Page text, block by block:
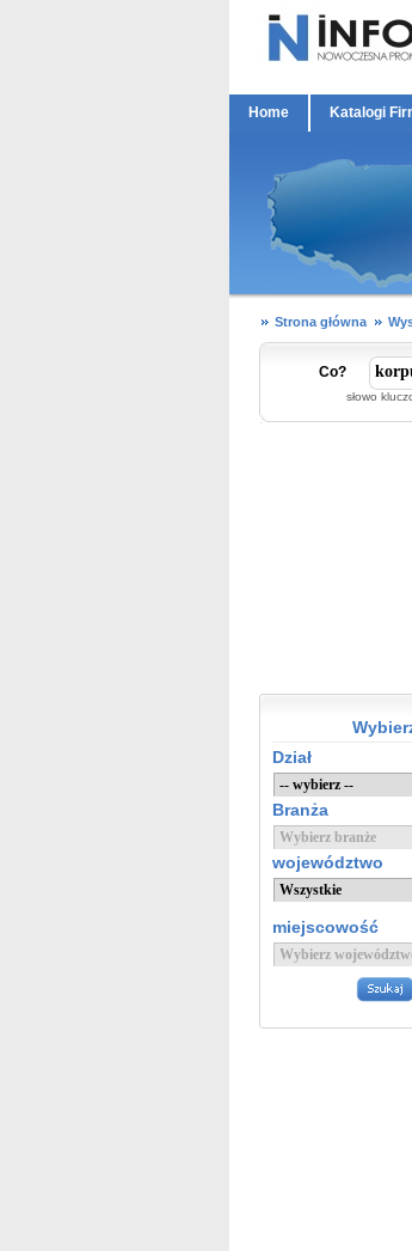
Home Katalogi
Strona główna
Co?
słowo
Dział
Branża
województwo
miejscowość